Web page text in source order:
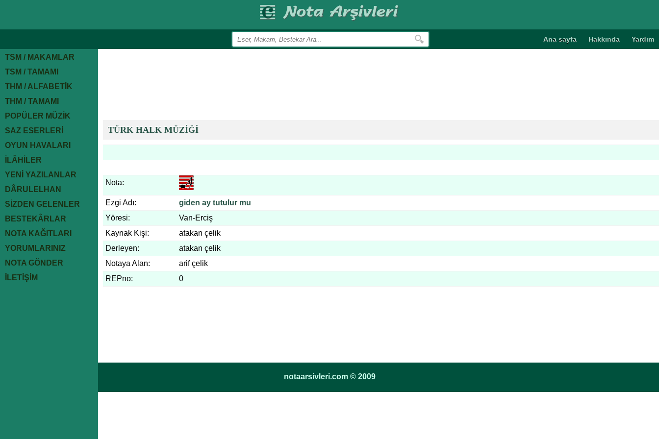
Ana sayfa Hakkında Yardım
TSM / MAKAMLAR
TSM / TAMAMI
THM / ALFABETİK
THM / TAMAMI
POPÜLER MÜZİK
SAZ ESERLERİ
OYUN HAVALARI
İLÂHİLER
YENİ YAZILANLAR
DÂRULELHAN
SİZDEN GELENLER
BESTEKÂRLAR
NOTA KAĞITLARI
YORUMLARINIZ
NOTA GÖNDER
İLETİŞİM
TÜRK HALK MÜZİĞİ
Nota:
Ezgi Adı:
giden ay tutulur mu
Yöresi:
Van-Erciş
Kaynak Kişi:
atakan çelik
Derleyen:
atakan çelik
Notaya Alan:
arif çelik
REPno:
0
notaarsivleri.com © 2009